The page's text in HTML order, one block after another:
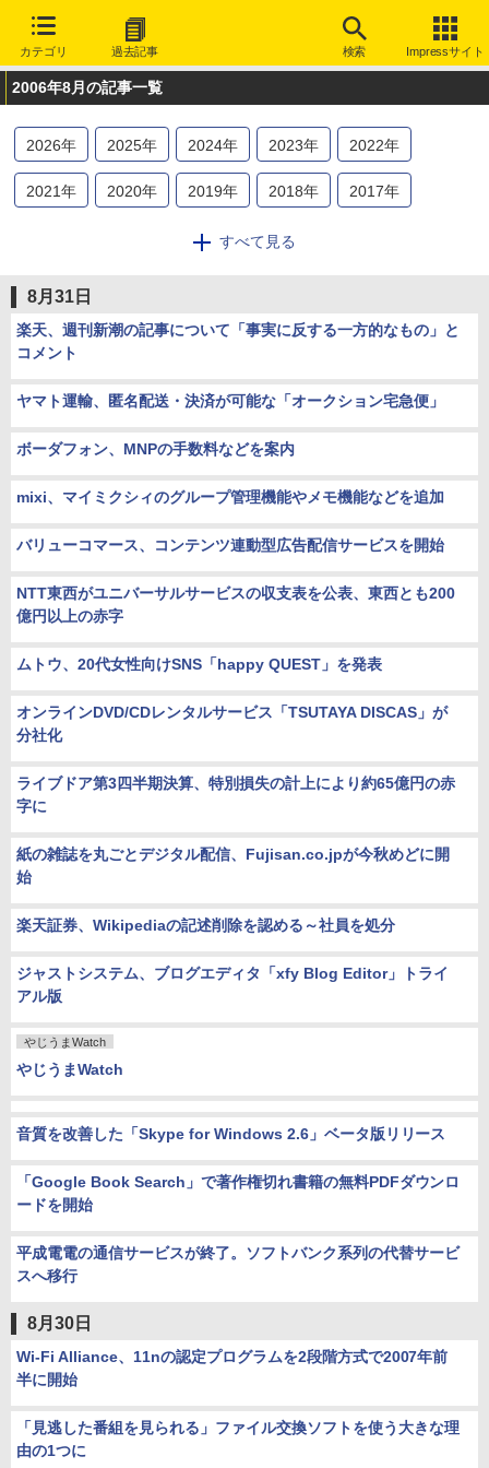
カテゴリ 過去記事 検索 Impressサイト
2006年8月の記事一覧
2026年 2025年 2024年 2023年 2022年
2021年 2020年 2019年 2018年 2017年
2014年 2013
2006 年 2005年 2004年 2003年 2002年
すべて見る
8月31日
楽天、週刊新潮の記事について「事実に反する一方的なもの」と
コメント
ヤマト運輸、匿名配送・決済が可能な「オークション宅急便」
ボーダフォン、MNPの手数料などを案内
mixi、マイミクシィのグループ管理機能やメモ機能などを追加
バリューコマース、コンテンツ連動型広告配信サービスを開始
NTT東西がユニバーサルサービスの収支表を公表、東西とも200
億円以上の赤字
ムトウ、20代女性向けSNS「happy QUEST」を発表
オンラインDVD/CDレンタルサービス「TSUTAYA DISCAS」が
分社化
ライブドア第3四半期決算、特別損失の計上により約65億円の赤
字に
紙の雑誌を丸ごとデジタル配信、Fujisan.co.jpが今秋めどに開
始
楽天証券、Wikipediaの記述削除を認める～社員を処分
ジャストシステム、ブログエディタ「xfy Blog Editor」トライ
アル版
やじうまWatch
やじうまWatch
音質を改善した「Skype for Windows 2.6」ベータ版リリース
「Google Book Search」で著作権切れ書籍の無料PDFダウンロ
ードを開始
平成電電の通信サービスが終了。ソフトバンク系列の代替サービ
スへ移行
8月30日
Wi-Fi Alliance、11nの認定プログラムを2段階方式で2007年前
半に開始
「見逃した番組を見られる」ファイル交換ソフトを使う大きな理
由の1つに